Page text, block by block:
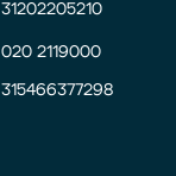
31202205210
020 2119000
315466377298